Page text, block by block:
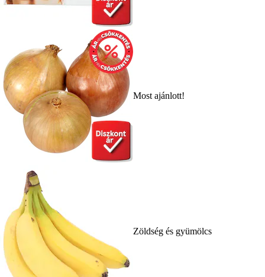
Most ajánlott!
Zöldség és gyümölcs